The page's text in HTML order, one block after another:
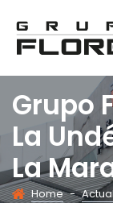
Grupo
La
La
Home -